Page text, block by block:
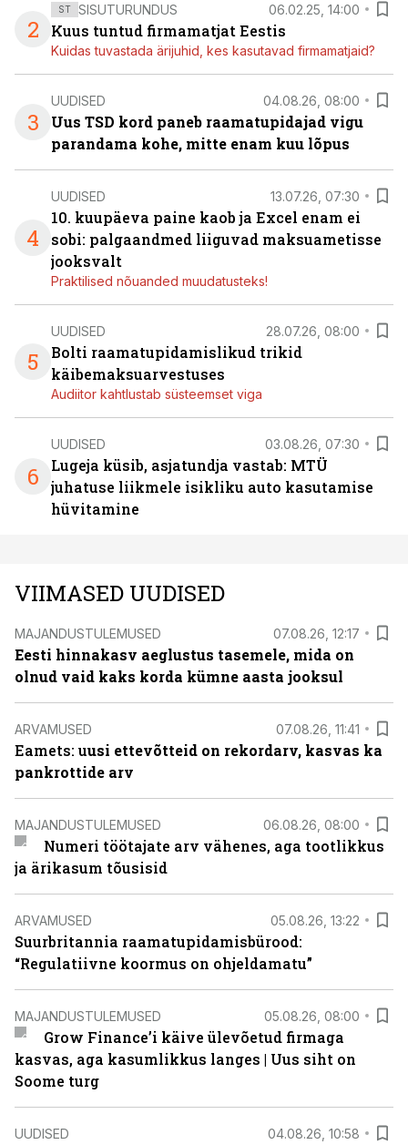
2
ST SISUTURUNDUS 06.02.25, 14:00
Kuus tuntud firmamatjat Eestis
Kuidas tuvastada ärijuhid, kes kasutavad firmamatjaid?
3
UUDISED 04.08.26, 08:00
Uus TSD kord paneb raamatupidajad vigu
parandama kohe, mitte enam kuu lõpus
4
UUDISED 13.07.26, 07:30
10. kuupäeva paine kaob ja Excel enam ei
sobi: palgaandmed liiguvad maksuametisse
jooksvalt
Praktilised nõuanded muudatusteks!
5
UUDISED 28.07.26, 08:00
Bolti raamatupidamislikud trikid
käibemaksuarvestuses
Audiitor kahtlustab süsteemset viga
6
UUDISED 03.08.26, 07:30
Lugeja küsib, asjatundja vastab: MTÜ
juhatuse liikmele isikliku auto kasutamise
hüvitamine
VIIMASED UUDISED
MAJANDUSTULEMUSED 07.08.26, 12:17
Eesti hinnakasv aeglustus tasemele, mida on
olnud vaid kaks korda kümne aasta jooksul
ARVAMUSED 07.08.26, 11:41
Eamets: uusi ettevõtteid on rekordarv, kasvas ka
pankrottide arv
MAJANDUSTULEMUSED 06.08.26, 08:00
Numeri töötajate arv vähenes, aga tootlikkus
ja ärikasum tõusisid
ARVAMUSED 05.08.26, 13:22
Suurbritannia raamatupidamisbürood:
“Regulatiivne koormus on ohjeldamatu”
MAJANDUSTULEMUSED 05.08.26, 08:00
Grow Finance’i käive ülevõetud firmaga
kasvas, aga kasumlikkus langes | Uus siht on
Soome turg
UUDISED 04.08.26, 10:58